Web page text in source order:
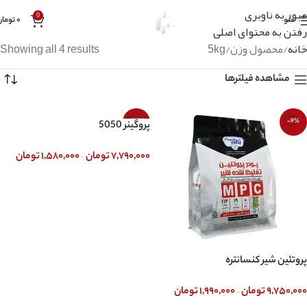
عبور به ناوبری
رفتن به محتوای اصلی
منو 0 ۰
خانه محصول وزن 5kg
Showing all 4 results
مشاهده فیلترها
-9%
پروتئین شیر کنسانتره
۹,۷۵۰,۰۰۰تومان–۱,۹۹۰,۰۰۰تومان
-14%
پروگینر 5050
۷,۷۹۰,۰۰۰تومان–۱,۵۸۰,۰۰۰تومان